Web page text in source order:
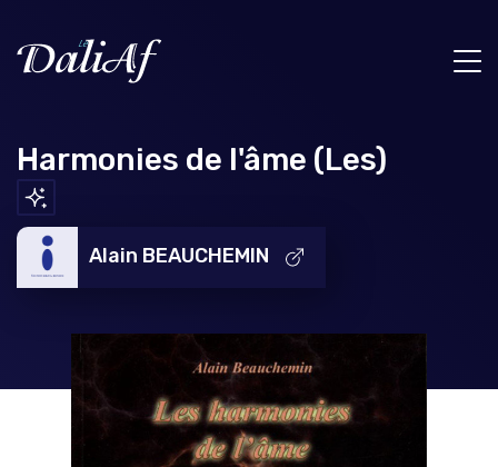
Harmonies de l'âme (Les)
Alain BEAUCHEMIN